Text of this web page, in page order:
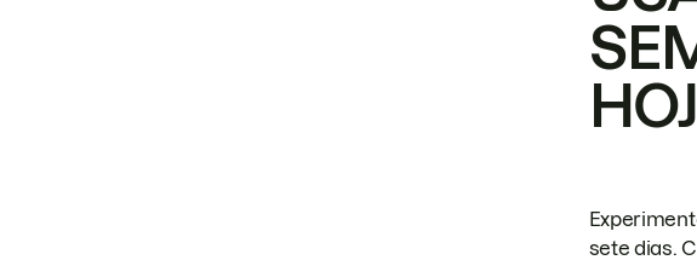
sete dias.